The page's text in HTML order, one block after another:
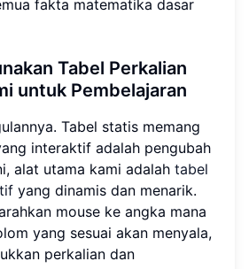
fakta matematika dasar
Tabel Perkalian
untuk Pembelajaran
Tabel statis memang
interaktif adalah pengubah
alat utama kami adalah tabel
yang dinamis dan menarik.
mouse ke angka mana
yang sesuai akan menyala,
perkalian dan